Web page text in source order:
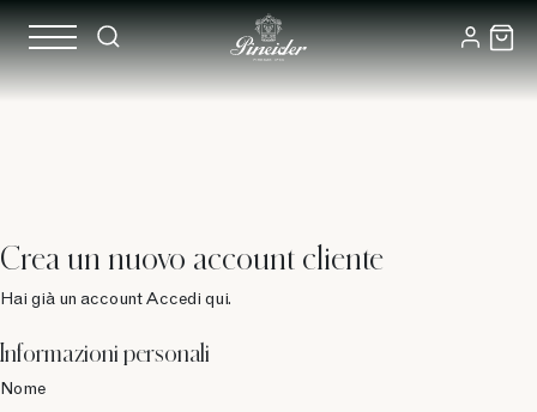
Crea un nuovo account cliente
Hai già un account Accedi qui.
Informazioni personali
Nome